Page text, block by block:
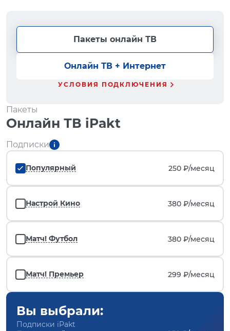
Пакеты онлайн ТВ
Онлайн ТВ + Интернет
УСЛОВИЯ ПОДКЛЮЧЕНИЯ
Пакеты
Онлайн ТВ iPakt
Подписки
Популярный 250 ₽/месяц
Настрой Кино 380 ₽/месяц
Матч! Футбол 380 ₽/месяц
Матч! Премьер 299 ₽/месяц
Вы выбрали:
Подписки iPakt